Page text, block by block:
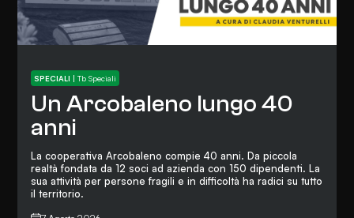
SPECIALI | Tb Speciali
Un Arcobaleno lungo 40
anni
La cooperativa Arcobaleno compie 40 anni. Da piccola
realtà fondata da 12 soci ad azienda con 150 dipendenti. La
sua attività per persone fragili e in difficoltà ha radici su tutto
il territorio.